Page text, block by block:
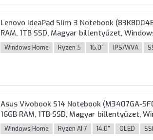
Lenovo IdeaPad Slim 3 Notebook
RAM, 1TB SSD, Magyar billentyűzet,
Windows Home Ryzen 5 16.0" IPS/WVA
Asus Vivobook S14 Notebook (M3407GA-
16GB RAM, 1TB SSD, Magyar billentyűzet,
Windows Home Ryzen AI 7 14.0" OLED